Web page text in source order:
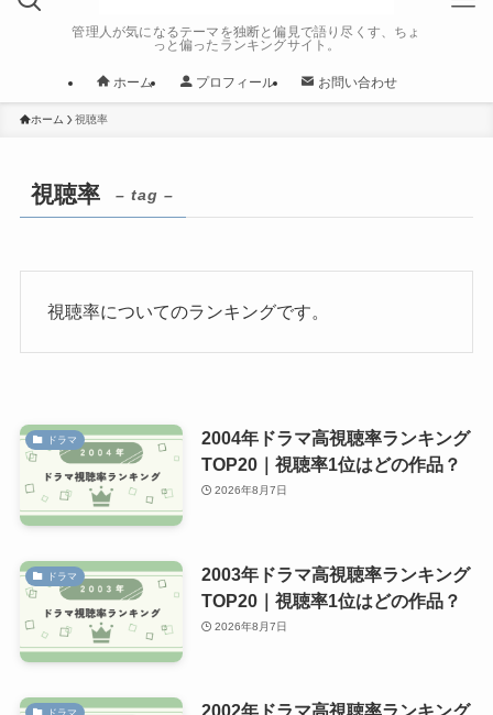
管理人が気になるテーマを独断と偏見で語り尽くす、ちょ
っと偏ったランキングサイト。
ホーム プロフィール お問い合わせ
ホーム 視聴率
視聴率 – tag –
視聴率についてのランキングです。
ドラマ
2004年ドラマ高視聴率ランキング
TOP20｜視聴率1位はどの作品？
2026年8月7日
ドラマ
2003年ドラマ高視聴率ランキング
TOP20｜視聴率1位はどの作品？
2026年8月7日
ドラマ
2002年ドラマ高視聴率ランキング